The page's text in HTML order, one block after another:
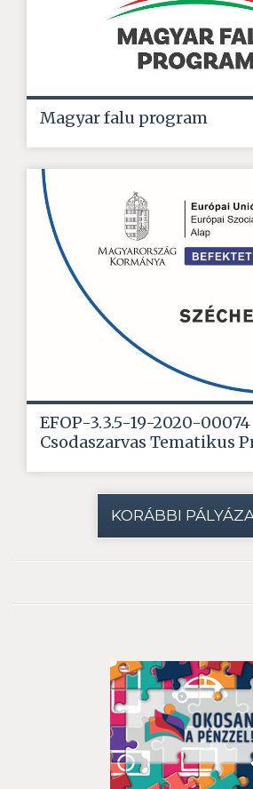
Magyar falu program
EFOP-3.3.5-19-2020-00074
Csodaszarvas Tematikus
KORÁBBI